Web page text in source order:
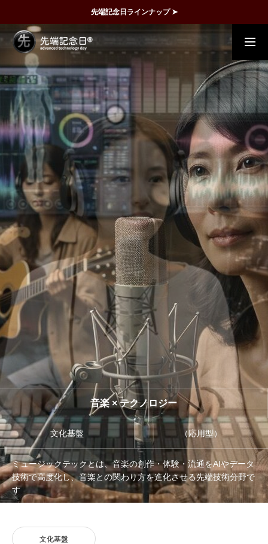
先端記念日ラインナップ ➤
概要 FAQ
動画で理解
記念日一覧
メディア掲載
運営団体
管理団体
協議会
音楽 × テクノロジー
文化基盤 （応用型）
ミュージックテックとは、音楽の創作・体験・流通をAIやデータ
技術で高度化し、音楽との関わり方を進化させる先端技術分野で
す
文化基盤